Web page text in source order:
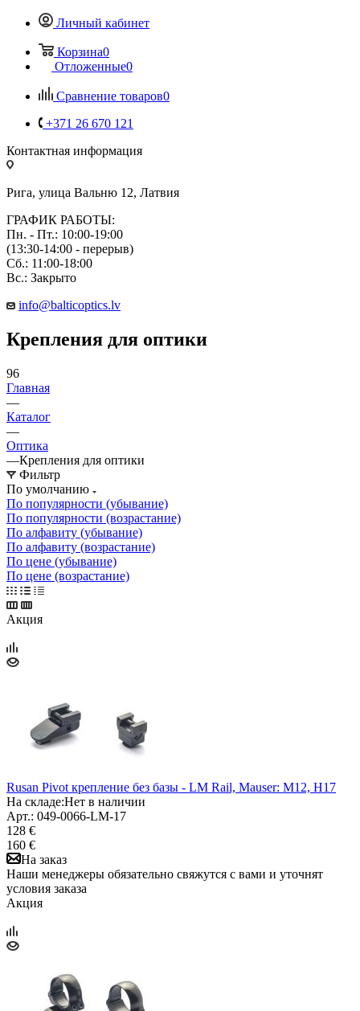
Личный кабинет
Корзина0
Отложенные0
Сравнение товаров0
+371 26 670 121
Контактная информация
Рига, улица Вальню 12, Латвия
ГРАФИК РАБОТЫ:
Пн. - Пт.: 10:00-19:00
(13:30-14:00 - перерыв)
Сб.: 11:00-18:00
Вс.: Закрыто
info@balticoptics.lv
Крепления для оптики
96
Главная
—
Каталог
—
Оптика
—Крепления для оптики
Фильтр
По умолчанию
По популярности (убывание)
По популярности (возрастание)
По алфавиту (убывание)
По алфавиту (возрастание)
По цене (убывание)
По цене (возрастание)
Акция
Rusan Pivot крепление без базы - LM Rail, Mauser: M12, H17
На складе:Нет в наличии
Арт.: 049-0066-LM-17
128 €
160 €
На заказ
Наши менеджеры обязательно свяжутся с вами и уточнят
условия заказа
Акция